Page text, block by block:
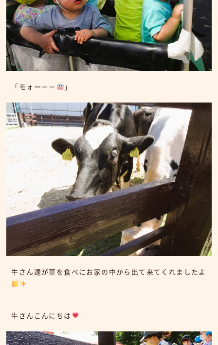
「モォー－－ 」
牛さん達が草を食べにお家の中から出て来てくれましたよ
牛さんこんにちは